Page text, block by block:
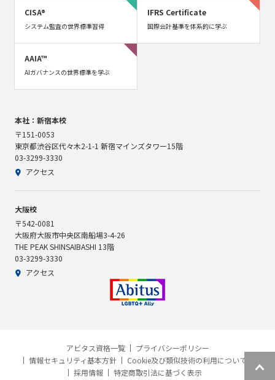
CISA®
システム監査の世界標準習得
IFRS Certificate
国際会計基準を体系的に学ぶ
AAIA™
AIガバナンスの世界標準を学ぶ
本社：新宿本校
〒151-0053
東京都渋谷区代々木2-1-1 新宿マインズタワー15階
03-3299-3330
アクセス
大阪校
〒542-0081
大阪府大阪市中央区南船場3-4-26
THE PEAK SHINSAIBASHI 13階
03-3299-3330
アクセス
アビタス資格一覧
プライバシーポリシー
情報セキュリティ基本方針
Cookie及び類似技術の利用について
採用情報
特定商取引法に基づく表示